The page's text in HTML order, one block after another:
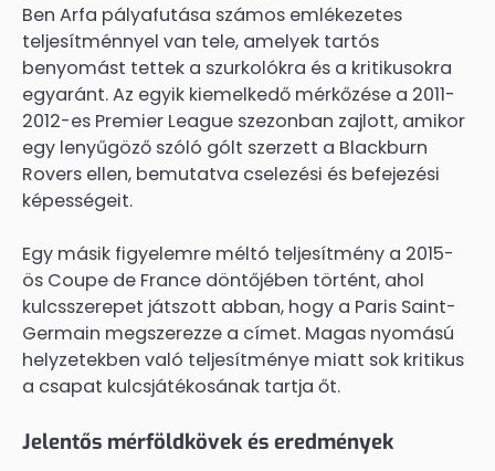
Ben Arfa pályafutása számos emlékezetes
teljesítménnyel van tele, amelyek tartós
benyomást tettek a szurkolókra és a kritikusokra
egyaránt. Az egyik kiemelkedő mérkőzése a 2011-
2012-es Premier League szezonban zajlott, amikor
egy lenyűgöző szóló gólt szerzett a Blackburn
Rovers ellen, bemutatva cselezési és befejezési
képességeit.
Egy másik figyelemre méltó teljesítmény a 2015-
ös Coupe de France döntőjében történt, ahol
kulcsszerepet játszott abban, hogy a Paris Saint-
Germain megszerezze a címet. Magas nyomású
helyzetekben való teljesítménye miatt sok kritikus
a csapat kulcsjátékosának tartja őt.
Jelentős mérföldkövek és eredmények